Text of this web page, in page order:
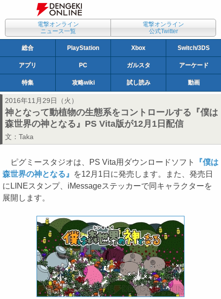
電撃オンライン
ニュース一覧
電撃オンライン
公式Twitter
総合 PlayStation Xbox Switch/3DS
アプリ PC ガルスタ アーケード
特集 攻略wiki 試し読み 動画
2016年11月29日（火）
神となって動植物の生態系をコントロールする『僕は
森世界の神となる』PS Vita版が12月1日配信
文： Taka
ピグミースタジオは、PS Vita用ダウンロードソフト
『僕は
森世界の神となる』
を12月1日に発売します。また、発売日
にLINEスタンプ、iMessageステッカーで同キャラクターを
展開します。